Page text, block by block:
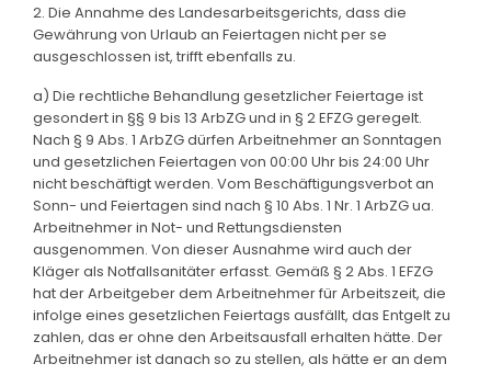
2. Die Annahme des Landesarbeitsgerichts, dass die
Gewährung von Urlaub an Feiertagen nicht per se
ausgeschlossen ist, trifft ebenfalls zu.
a) Die rechtliche Behandlung gesetzlicher Feiertage ist
gesondert in §§ 9 bis 13 ArbZG und in § 2 EFZG geregelt.
Nach § 9 Abs. 1 ArbZG dürfen Arbeitnehmer an Sonntagen
und gesetzlichen Feiertagen von 00:00 Uhr bis 24:00 Uhr
nicht beschäftigt werden. Vom Beschäftigungsverbot an
Sonn- und Feiertagen sind nach § 10 Abs. 1 Nr. 1 ArbZG ua.
Arbeitnehmer in Not- und Rettungsdiensten
ausgenommen. Von dieser Ausnahme wird auch der
Kläger als Notfallsanitäter erfasst. Gemäß § 2 Abs. 1 EFZG
hat der Arbeitgeber dem Arbeitnehmer für Arbeitszeit, die
infolge eines gesetzlichen Feiertags ausfällt, das Entgelt zu
zahlen, das er ohne den Arbeitsausfall erhalten hätte. Der
Arbeitnehmer ist danach so zu stellen, als hätte er an dem